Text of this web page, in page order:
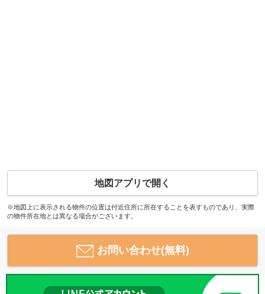
地図アプリで開く
※地図上に表示される物件の位置は付近住所に所在することを表すものであり、実際
の物件所在地とは異なる場合がございます。
お問い合わせ(無料)